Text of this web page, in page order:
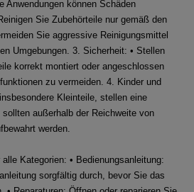
Anwendungen können Schäden
Sie Zubehörteile nur gemäß den
Sie aggressive Reinigungsmittel
Umgebungen. 3. Sicherheit: • Stellen
korrekt montiert oder angeschlossen
zu vermeiden. 4. Kinder und
Kleinteile, stellen eine
außerhalb der Reichweite von
werden.
Kategorien: • Bedienungsanleitung:
sorgfältig durch, bevor Sie das